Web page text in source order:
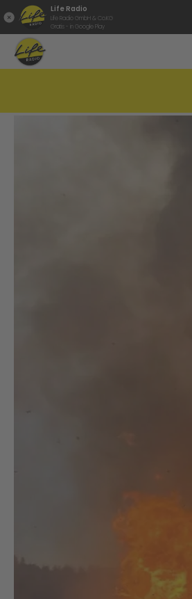
Life Radio
Life Radio GmbH & Co.KG
Gratis - in Google Play